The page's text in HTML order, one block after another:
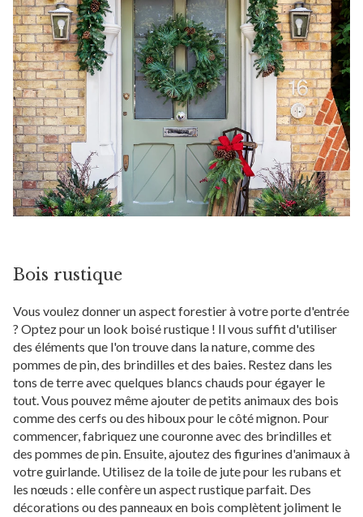
Bois rustique
Vous voulez donner un aspect forestier à votre porte d'entrée
? Optez pour un look boisé rustique ! Il vous suffit d'utiliser
des éléments que l'on trouve dans la nature, comme des
pommes de pin, des brindilles et des baies. Restez dans les
tons de terre avec quelques blancs chauds pour égayer le
tout. Vous pouvez même ajouter de petits animaux des bois
comme des cerfs ou des hiboux pour le côté mignon. Pour
commencer, fabriquez une couronne avec des brindilles et
des pommes de pin. Ensuite, ajoutez des figurines d'animaux à
votre guirlande. Utilisez de la toile de jute pour les rubans et
les nœuds : elle confère un aspect rustique parfait. Des
décorations ou des panneaux en bois complètent joliment le